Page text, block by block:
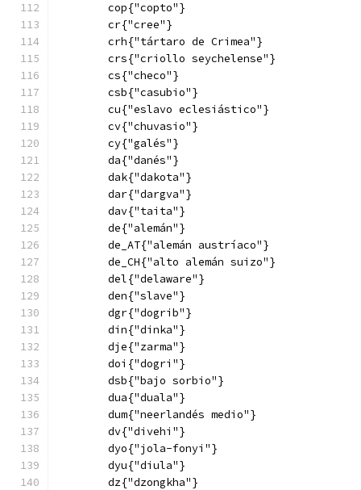
        cop{"copto"}
        cr{"cree"}
        crh{"tártaro de Crimea"}
        crs{"criollo seychelense"}
        cs{"checo"}
        csb{"casubio"}
        cu{"eslavo eclesiástico"}
        cv{"chuvasio"}
        cy{"galés"}
        da{"danés"}
        dak{"dakota"}
        dar{"dargva"}
        dav{"taita"}
        de{"alemán"}
        de_AT{"alemán austríaco"}
        de_CH{"alto alemán suizo"}
        del{"delaware"}
        den{"slave"}
        dgr{"dogrib"}
        din{"dinka"}
        dje{"zarma"}
        doi{"dogri"}
        dsb{"bajo sorbio"}
        dua{"duala"}
        dum{"neerlandés medio"}
        dv{"divehi"}
        dyo{"jola-fonyi"}
        dyu{"diula"}
        dz{"dzongkha"}